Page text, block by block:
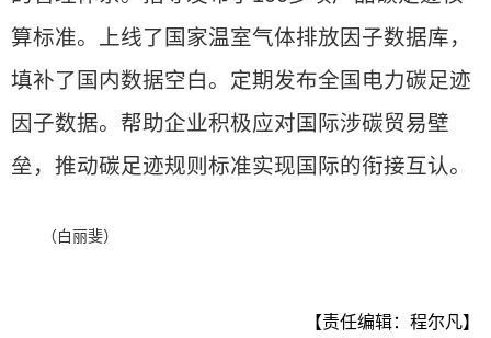
算标准。上线了国家温室气体排放因子数据库，
填补了国内数据空白。定期发布全国电力碳足迹
因子数据。帮助企业积极应对国际涉碳贸易壁
垒，推动碳足迹规则标准实现国际的衔接互认。
（白丽斐）
【责任编辑：程尔凡】